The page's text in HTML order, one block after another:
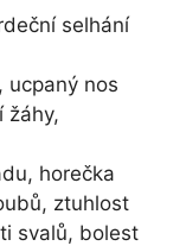
selhání
ucpaný nos
žáhy,
horečka
ztuhlost
svalů, bolest